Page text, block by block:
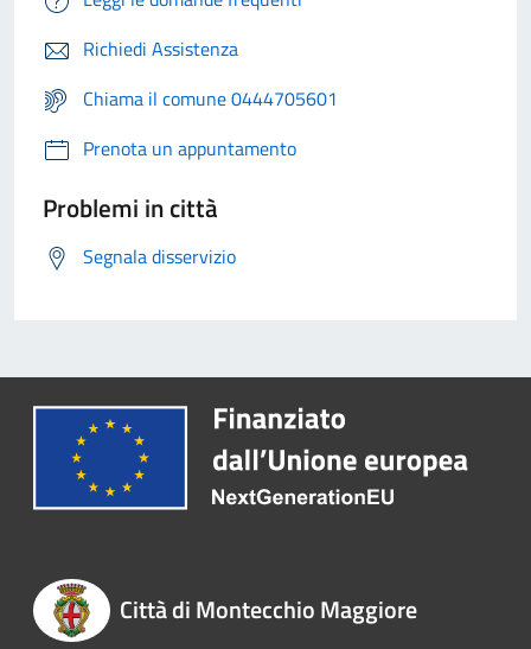
Richiedi Assistenza
Chiama il comune 0444705601
Prenota un appuntamento
Problemi in città
Segnala disservizio
Città di Montecchio Maggiore